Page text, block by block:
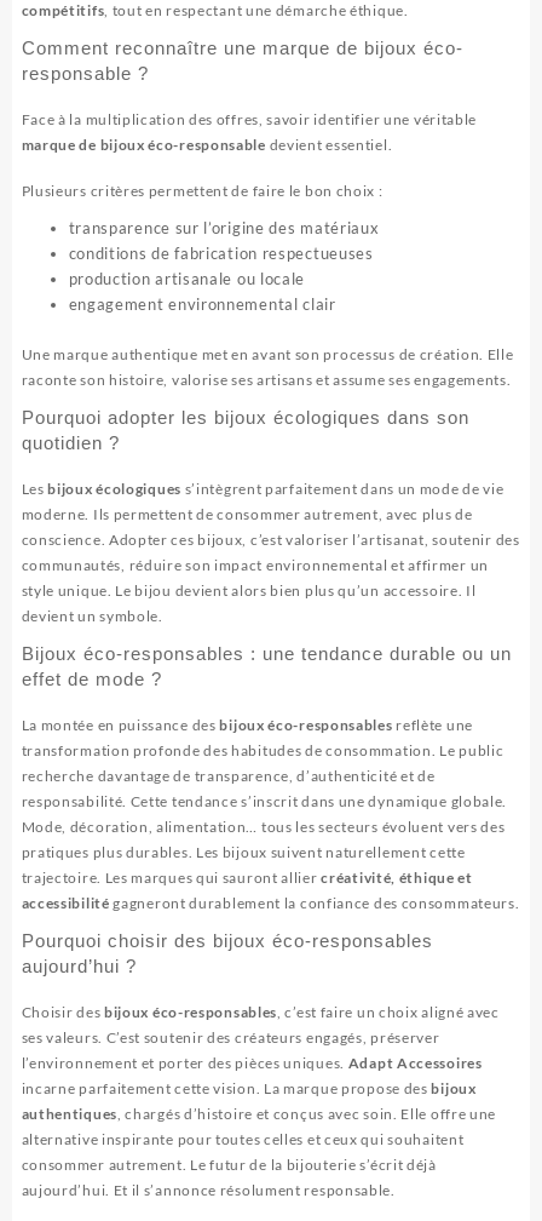
compétitifs, tout en respectant une démarche éthique.
Comment reconnaître une marque de bijoux éco-
responsable ?
Face à la multiplication des offres, savoir identifier une véritable
marque de bijoux éco-responsable devient essentiel.
Plusieurs critères permettent de faire le bon choix :
transparence sur l’origine des matériaux
conditions de fabrication respectueuses
production artisanale ou locale
engagement environnemental clair
Une marque authentique met en avant son processus de création. Elle
raconte son histoire, valorise ses artisans et assume ses engagements.
Pourquoi adopter les bijoux écologiques dans son
quotidien ?
Lesbijoux écologiques s’intègrent parfaitement dans un mode de vie
moderne. Ils permettent de consommer autrement, avec plus de
conscience. Adopter ces bijoux, c’est valoriser l’artisanat, soutenir des
communautés, réduire son impact environnemental et affirmer un
style unique. Le bijou devient alors bien plus qu’un accessoire. Il
devient un symbole.
Bijoux éco-responsables : une tendance durable ou un
effet de mode ?
La montée en puissance desbijoux éco-responsables reflète une
transformation profonde des habitudes de consommation. Le public
recherche davantage de transparence, d’authenticité et de
responsabilité. Cette tendance s’inscrit dans une dynamique globale.
Mode, décoration, alimentation… tous les secteurs évoluent vers des
pratiques plus durables. Les bijoux suivent naturellement cette
trajectoire. Les marques qui sauront alliercréativité, éthique et
accessibilité gagneront durablement la confiance des consommateurs.
Pourquoi choisir des bijoux éco-responsables
aujourd’hui ?
Choisir des bijoux éco-responsables , c’est faire un choix aligné avec
ses valeurs. C’est soutenir des créateurs engagés, préserver
l’environnement et porter des pièces uniques. Adapt Accessoires
incarne parfaitement cette vision. La marque propose desbijoux
authentiques , chargés d’histoire et conçus avec soin. Elle offre une
alternative inspirante pour toutes celles et ceux qui souhaitent
consommer autrement. Le futur de la bijouterie s’écrit déjà
aujourd’hui. Et il s’annonce résolument responsable.